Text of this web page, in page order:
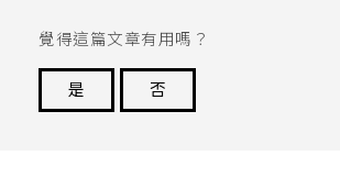
覺得這篇文章有用嗎？
是
否